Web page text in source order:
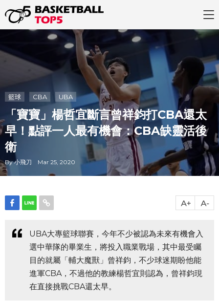
籃球 CBA UBA
「寶寶」楊哲宜斷言曾祥鈞打CBA還太
早！點評一人最有機會：CBA缺靈活後
衛
By 小飛刀 Mar 25, 2020
UBA大專籃球聯賽，今年不少被認為未來有機會入
選中華隊的畢業生，將投入職業戰場，其中最受矚
目的就屬「輔大魔獸」曾祥鈞，不少球迷期盼他能
進軍CBA，不過他的教練楊哲宜則認為，曾祥鈞現
在直接挑戰CBA還太早。